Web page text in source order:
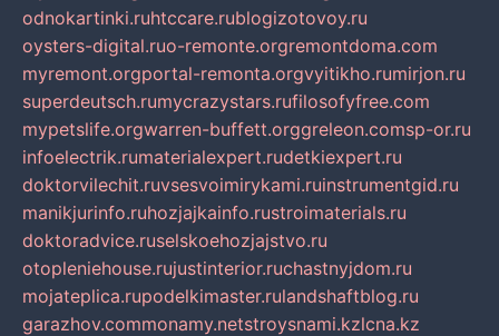
odnokartinki.ruhtccare.rublogizotovoy.ru
oysters-digital.ruo-remonte.orgremontdoma.com
myremont.orgportal-remonta.orgvyitikho.rumirjon.ru
superdeutsch.rumycrazystars.rufilosofyfree.com
mypetslife.orgwarren-buffett.orggreleon.comsp-or.ru
infoelectrik.rumaterialexpert.rudetkiexpert.ru
doktorvilechit.ruvsesvoimirykami.ruinstrumentgid.ru
manikjurinfo.ruhozjajkainfo.rustroimaterials.ru
doktoradvice.ruselskoehozjajstvo.ru
otopleniehouse.rujustinterior.ruchastnyjdom.ru
mojateplica.rupodelkimaster.rulandshaftblog.ru
garazhov.commonamy.netstroysnami.kzlcna.kz